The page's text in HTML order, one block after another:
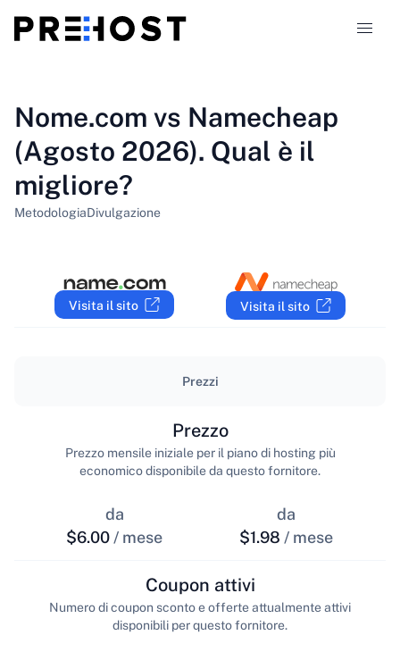
Confronti
Coupon
IT
Nome.com vs Namecheap
(Agosto 2026). Qual è il
migliore?
MetodologiaDivulgazione
Visita il sito Visita il sito
Prezzi
da
$6.00 / mese
Prezzo
Prezzo mensile iniziale per il piano di hosting più
economico disponibile da questo fornitore.
da
$1.98 / mese
Coupon attivi
Numero di coupon sconto e offerte attualmente attivi
disponibili per questo fornitore.